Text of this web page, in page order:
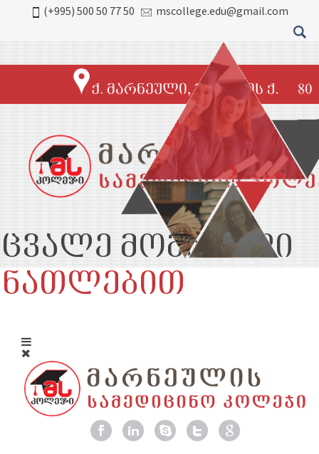
(+995) 500 50 77 50 mscollege.edu@gmail.com
მომავალი